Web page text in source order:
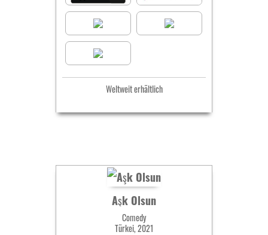
Weltweit erhältlich
Aşk Olsun
Comedy
Türkei, 2021